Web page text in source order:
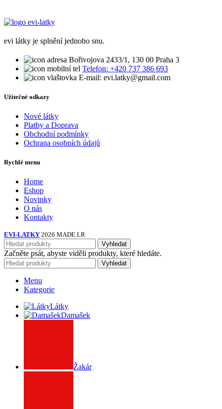
evi látky je splnění jednoho snu.
Bořivojova 2433/1, 130 00 Praha 3
Telefon: +420 737 386 693
E-mail: evi.latky@gmail.com
Užitečné odkazy
Nové látky
Platby a Doprava
Obchodní podmínky
Ochrana osobních údajů
Rychlé menu
Home
Eshop
Novinky
O nás
Kontakty
EVI-LATKY 2026 MADE LR
Vyhledat
Začněte psát, abyste viděli produkty, které hledáte.
Vyhledat
Menu
Kategorie
Látky
Damašek
Žakár